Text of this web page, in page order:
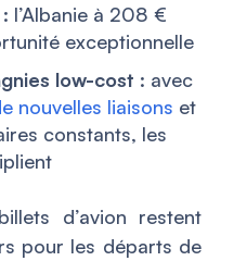
: l’Albanie à 208 €
exceptionnelle
low-cost : avec
nouvelles liaisons et
constants, les
d’avion restent
pour les départs de